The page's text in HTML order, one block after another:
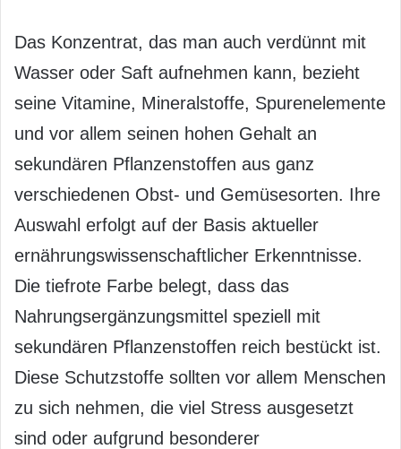
Das Konzentrat, das man auch verdünnt mit
Wasser oder Saft aufnehmen kann, bezieht
seine Vitamine, Mineralstoffe, Spurenelemente
und vor allem seinen hohen Gehalt an
sekundären Pflanzenstoffen aus ganz
verschiedenen Obst- und Gemüsesorten. Ihre
Auswahl erfolgt auf der Basis aktueller
ernährungswissenschaftlicher Erkenntnisse.
Die tiefrote Farbe belegt, dass das
Nahrungsergänzungsmittel speziell mit
sekundären Pflanzenstoffen reich bestückt ist.
Diese Schutzstoffe sollten vor allem Menschen
zu sich nehmen, die viel Stress ausgesetzt
sind oder aufgrund besonderer